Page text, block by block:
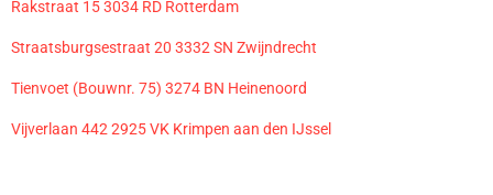
Rakstraat 15 3034 RD Rotterdam
Straatsburgsestraat 20 3332 SN Zwijndrecht
Tienvoet (Bouwnr. 75) 3274 BN Heinenoord
Vijverlaan 442 2925 VK Krimpen aan den IJssel